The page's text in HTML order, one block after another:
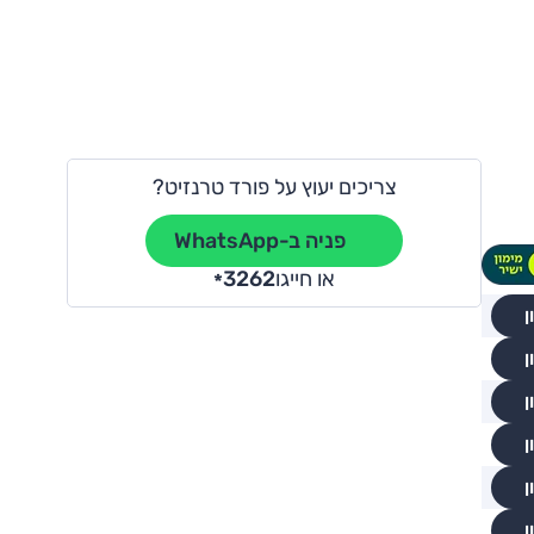
צריכים יעוץ על פורד טרנזיט?
פניה ב-WhatsApp
או חייגו
*3262